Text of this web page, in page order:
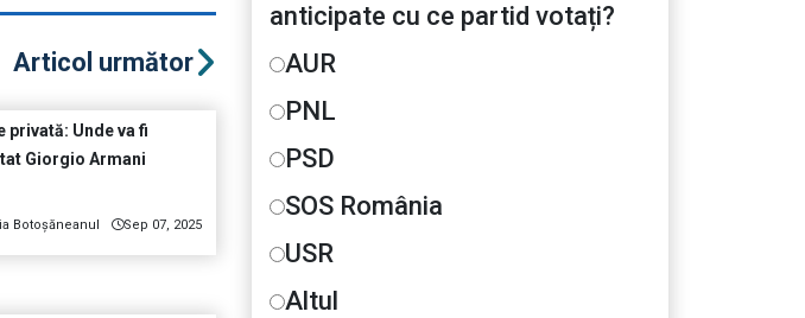
Articol următor
privată: Unde va fi
Giorgio Armani
Botoșăneanul Sep 07, 2025
anticipate cu ce partid votați?
AUR
PNL
PSD
SOS România
USR
Altul